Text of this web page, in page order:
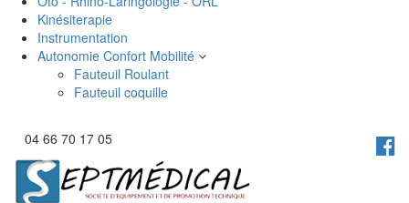
Kinésiterapie
Instrumentation
Autonomie Confort Mobilité
Fauteuil Roulant
Fauteuil coquille
04 66 70 17 05